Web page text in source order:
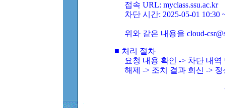
접속 URL: myclass.ssu.ac.kr
차단 시간: 2025-05-01 10:30
위와 같은 내용을 cloud-
■ 처리 절차
요청 내용 확인 -> 차단 내
해제 -> 조치 결과 회신 ->